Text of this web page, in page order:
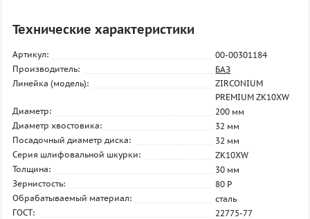
Технические характеристики
Артикул:
00-00301184
Производитель:
БАЗ
Линейка (модель):
ZIRCONIUM
PREMIUM ZK10XW
Диаметр:
200 мм
Диаметр хвостовика:
32 мм
Посадочный диаметр диска:
32 мм
Серия шлифовальной шкурки:
ZK10XW
Толщина:
30 мм
Зернистость:
80 P
Обрабатываемый материал:
сталь
ГОСТ:
22775-77